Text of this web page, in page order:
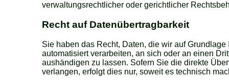
verwaltungsrechtlicher oder gerichtlicher
Recht auf Datenübertragbarkeit
Sie haben das Recht, Daten, die wir auf
automatisiert verarbeiten, an sich oder an einen
aushändigen zu lassen. Sofern Sie die direkte
verlangen, erfolgt dies nur, soweit es technisch